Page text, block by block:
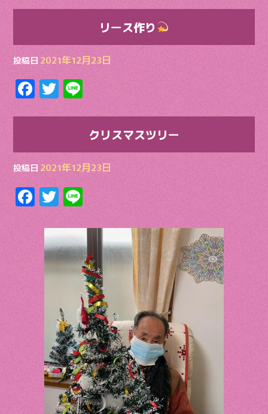
リース作り
投稿日2021年12月23日
F
ac
b
o
o
k
T
w
er
Li
n
e
クリスマスツリー
投稿日2021年12月23日
F
ac
e
b
o
o
k
T
w
itt
er
Li
n
e